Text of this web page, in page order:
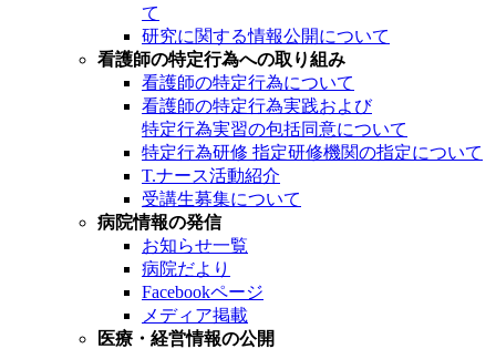
て
研究に関する情報公開について
看護師の特定行為への取り組み
看護師の特定行為について
看護師の特定行為実践および
特定行為実習の包括同意について
特定行為研修 指定研修機関の指定について
T.ナース活動紹介
受講生募集について
病院情報の発信
お知らせ一覧
病院だより
Facebookページ
メディア掲載
医療・経営情報の公開